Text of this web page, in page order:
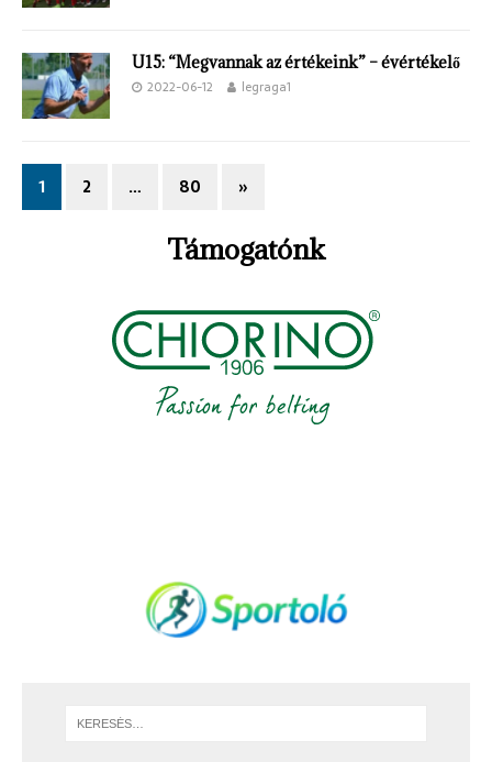
U15: “Megvannak az értékeink” – évértékelő
2022-06-12 legraga1
1 2 … 80 »
Támogatónk